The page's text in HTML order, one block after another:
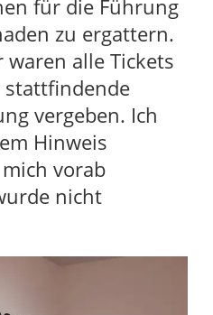
für die Führung
zu ergattern.
alle Tickets
vergeben. Ich
Hinweis
mich vorab
nicht